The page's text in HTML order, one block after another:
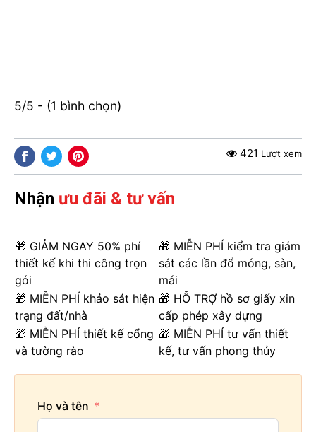
5/5 - (1 bình chọn)
421 Lượt xem
Nhận ưu đãi & tư vấn
🎁 GIẢM NGAY 50% phí
thiết kế khi thi công trọn
gói
🎁 MIỄN PHÍ kiểm tra giám
sát các lần đổ móng, sàn,
mái
🎁 MIỄN PHÍ khảo sát hiện
trạng đất/nhà
🎁 HỖ TRỢ hồ sơ giấy xin
cấp phép xây dựng
🎁 MIỄN PHÍ thiết kế cổng
và tường rào
🎁 MIỄN PHÍ tư vấn thiết
kế, tư vấn phong thủy
Họ và tên